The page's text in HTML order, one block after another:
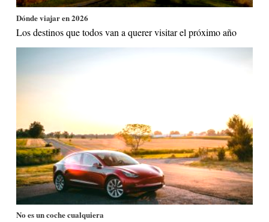
Dónde viajar en 2026
Los destinos que todos van a querer visitar el próximo año
No es un coche cualquiera